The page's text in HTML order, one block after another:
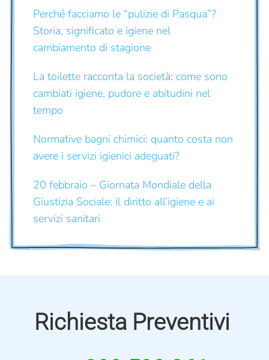
Perché facciamo le “pulizie di Pasqua”?
Storia, significato e igiene nel
cambiamento di stagione
La toilette racconta la società: come sono
cambiati igiene, pudore e abitudini nel
tempo
Normative bagni chimici: quanto costa non
avere i servizi igienici adeguati?
20 febbraio – Giornata Mondiale della
Giustizia Sociale: il diritto all’igiene e ai
servizi sanitari
Richiesta Preventivi